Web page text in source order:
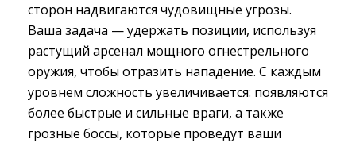
сторон надвигаются чудовищные угрозы.
Ваша задача — удержать позиции, используя
растущий арсенал мощного огнестрельного
оружия, чтобы отразить нападение. С каждым
уровнем сложность увеличивается: появляются
более быстрые и сильные враги, а также
грозные боссы, которые проведут ваши